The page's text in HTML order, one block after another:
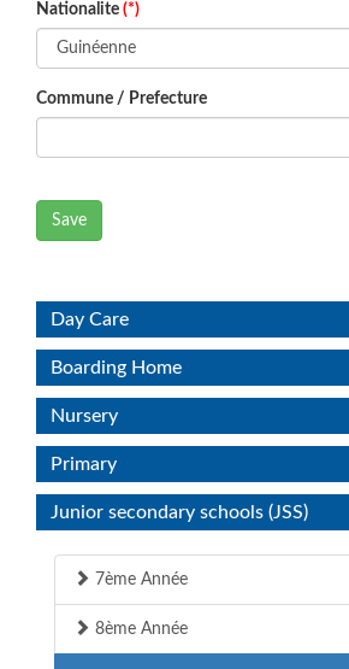
Nationalite (*)
Commune / Prefecture
Save
Day Care
Boarding Home
Nursery
Primary
Junior secondary schools (JSS)
7ème Année
8ème Année